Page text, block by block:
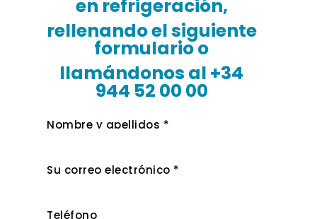
en refrigeración,
rellenando el siguiente
formulario o
llamándonos al +34
944 52 00 00
Nombre y apellidos *
Su correo electrónico *
Teléfono